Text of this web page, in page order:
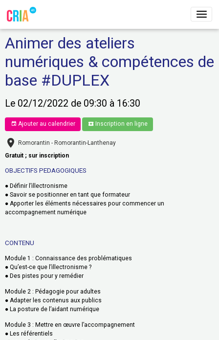
Animer des ateliers
numériques & compétences de
base #DUPLEX
Le 02/12/2022 de 09:30 à 16:30
Ajouter au calendrier Inscription en ligne
Romorantin - Romorantin-Lanthenay
Gratuit ; sur inscription
OBJECTIFS PEDAGOGIQUES
● Définir l’illectronisme
● Savoir se positionner en tant que formateur
● Apporter les éléments nécessaires pour commencer un
accompagnement numérique
CONTENU
Module 1 : Connaissance des problématiques
● Qu’est-ce que l’illectronisme ?
● Des pistes pour y remédier
Module 2 : Pédagogie pour adultes
● Adapter les contenus aux publics
● La posture de l’aidant numérique
Module 3 : Mettre en œuvre l’accompagnement
● Les référentiels